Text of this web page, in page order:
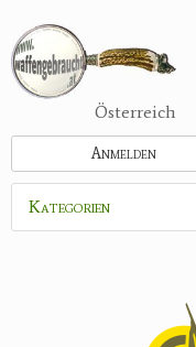
zum
Inhalt
Österreich
Anmelden
Kategorien
Kipplaufgewehre